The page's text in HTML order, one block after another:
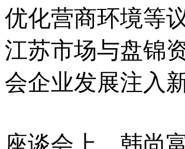
优化营商环境等
江苏市场与盘锦
会企业发展注入